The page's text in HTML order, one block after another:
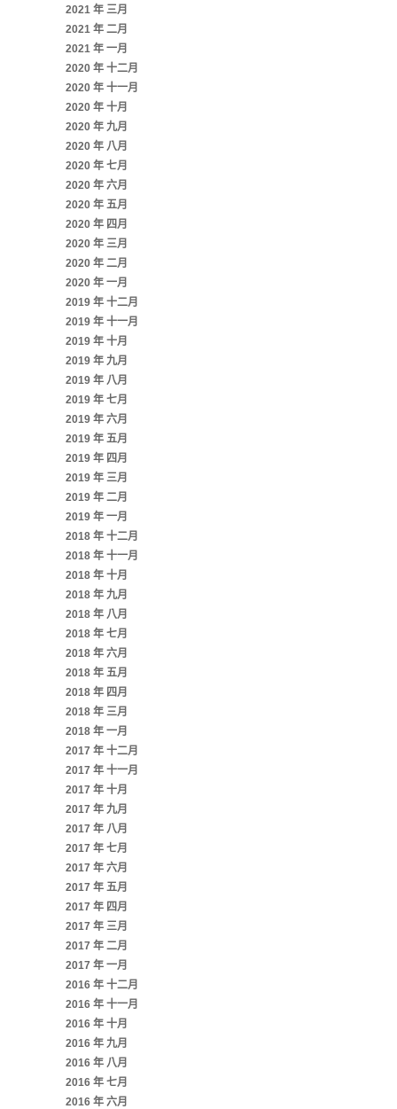
2021 年 三月
2021 年 二月
2021 年 一月
2020 年 十二月
2020 年 十一月
2020 年 十月
2020 年 九月
2020 年 八月
2020 年 七月
2020 年 六月
2020 年 五月
2020 年 四月
2020 年 三月
2020 年 二月
2020 年 一月
2019 年 十二月
2019 年 十一月
2019 年 十月
2019 年 九月
2019 年 八月
2019 年 七月
2019 年 六月
2019 年 五月
2019 年 四月
2019 年 三月
2019 年 二月
2019 年 一月
2018 年 十二月
2018 年 十一月
2018 年 十月
2018 年 九月
2018 年 八月
2018 年 七月
2018 年 六月
2018 年 五月
2018 年 四月
2018 年 三月
2018 年 一月
2017 年 十二月
2017 年 十一月
2017 年 十月
2017 年 九月
2017 年 八月
2017 年 七月
2017 年 六月
2017 年 五月
2017 年 四月
2017 年 三月
2017 年 二月
2017 年 一月
2016 年 十二月
2016 年 十一月
2016 年 十月
2016 年 九月
2016 年 八月
2016 年 七月
2016 年 六月